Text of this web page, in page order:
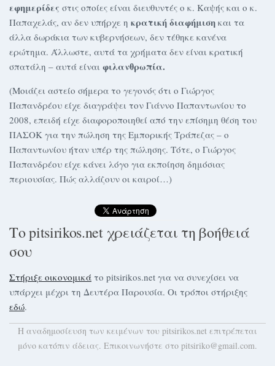
εφημερίδες στις οποίες είναι διευθυντές ο κ. Καψής και ο κ.
Παπαχελάς, αν δεν υπήρχε η κρατική διαφήμιση και τα
άλλα δωράκια των κυβερνήσεων, δεν τέθηκε κανένα
ερώτημα. Άλλωστε, αυτά τα χρήματα δεν είναι κρατική
σπατάλη – αυτά είναι φιλανθρωπία.
(Μοιάζει αστείο σήμερα το γεγονός ότι ο Γιώργος
Παπανδρέου είχε διαγράψει τον Γιάννο Παπαντωνίου το
2008, επειδή είχε διαφοροποιηθεί από την επίσημη θέση του
ΠΑΣΟΚ για την πώληση της Εμπορικής Τράπεζας – ο
Παπαντωνίου ήταν υπέρ της πώλησης. Τότε, ο Γιώργος
Παπανδρέου είχε κάνει λόγο για εκποίηση δημόσιας
περιουσίας. Πώς αλλάζουν οι καιροί…)
Το pitsirikos.net χρειάζεται τη βοήθειά
σου
Στήριξε οικονομικά το pitsirikos.net για να συνεχίσει να
υπάρχει μέχρι τη Δευτέρα Παρουσία. Οι τρόποι στήριξης
εδώ.
H αναδημοσίευση των κειμένων του pitsirikos.net επιτρέπεται
μόνο κατόπιν άδειας. Επικοινωνήστε στο pitsiriko@gmail.com.